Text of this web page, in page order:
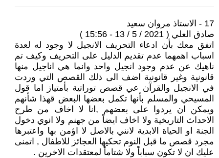
17 - الاستاذ مروان سعيد
صادق العلي ( 2021 / 5 / 13 - 15:56 )
اتفق معك بأن ادعاء التحريف الانجيل لا وجود له لعدة
اسباب اهمهما عدم تقديم الدليل على التحريف وكيف تم
ناهيك عن عدم وجود انجيل واحد وانما هي اناجيل منها
قانونية وغير قانونية اضف الى ذلك القصص التي وردت
في الانجيل والقرآن عي قصص توراتية بأمتياز اما قول
المسيحي والمسلم بأنها تكمل بعضها البعض قهذا شأنهم
ويمكن ان يردوا على بعضهم ,انا لا اخاف من طرح
الاحداث التاريخية ولا اخاف ايضاً من جهنم ولا انوي دخول
الجنة او الحياة الابدية لانني بالاصل لا اؤمن بها واعتبرها
مجرد قصص ما قبل النوم تحكيها العجائز للاطفال , اتمنى
عليك ان لا تكون سباباً ولا شتاماً لمعتقدات الاخرين .